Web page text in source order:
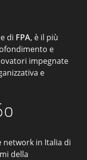
di FPA, è il più
e
impegnate
e
network in Italia di
della